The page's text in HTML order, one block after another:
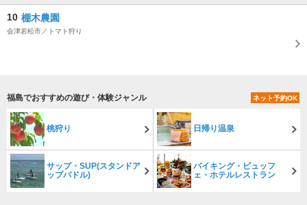
専用駐車場あり（無料）3台
10 棚木農園
会津若松市／トマト狩り
福島でおすすめの遊び・体験ジャンル ネット予約OK
桃狩り 日帰り温泉
サップ・SUP(スタンドア
ップパドル)
バイキング・ビュッフ
ェ・ホテルレストラン